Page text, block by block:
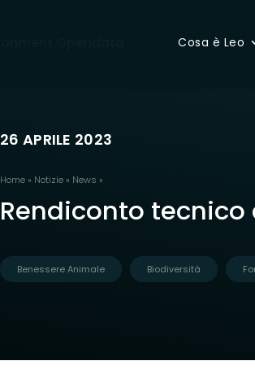
Cosa è Leo
26 APRILE 2023
Home » Notizie » News »
Rendiconto tecnico
Benessere Animale Biodiversità